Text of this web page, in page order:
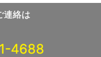
連絡は
4688